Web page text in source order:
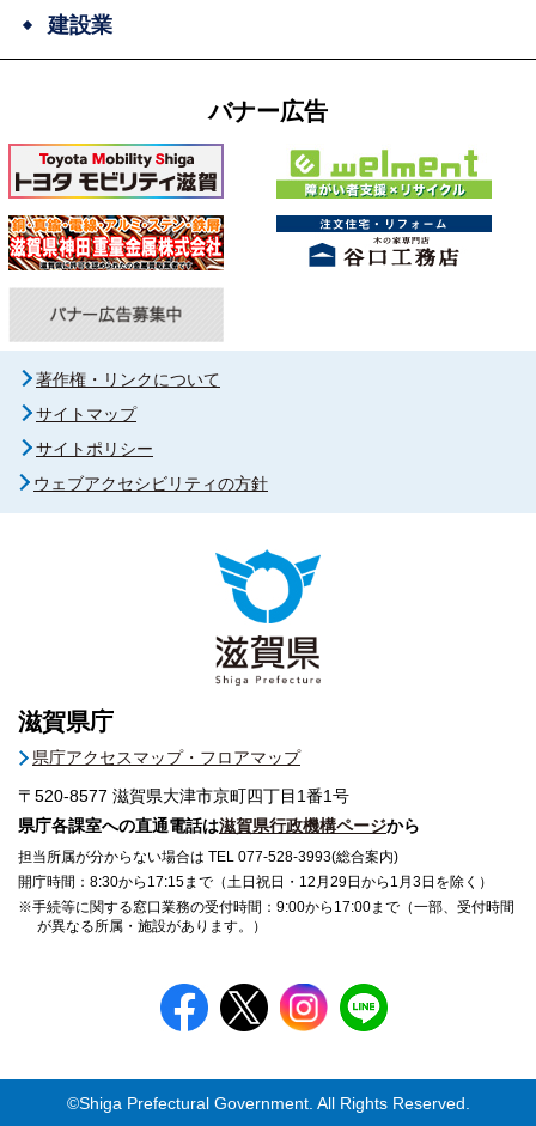
建設業
バナー広告
著作権・リンクについて
サイトマップ
サイトポリシー
ウェブアクセシビリティの方針
滋賀県庁
県庁アクセスマップ・フロアマップ
〒520-8577 滋賀県大津市京町四丁目1番1号
県庁各課室への直通電話は滋賀県行政機構ページから
担当所属が分からない場合は TEL 077-528-3993(総合案内)
開庁時間：8:30から17:15まで（土日祝日・12月29日から1月3日を除く）
※手続等に関する窓口業務の受付時間：9:00から17:00まで（一部、受付時間
が異なる所属・施設があります。）
©Shiga Prefectural Government. All Rights Reserved.